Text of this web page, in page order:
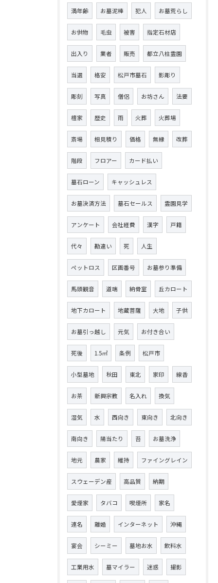
満年齢 お墓泥棒 犯人 お墓荒らし
お供物 毛虫 被害 指定石材店
出入り 業者 販売 都立八柱霊園
当選 格安 松戸市墓石 影彫り
彫刻 写真 僧侶 お坊さん 法要
檀家 歴史 雨 火葬 火葬場
斎場 相見積り 価格 無縁 改葬
階段 フロアー カード払い
墓石ローン キャッシュレス
お墓決済方法 墓石セールス 霊園見学
アンケート 会社経費 漢字 戸籍
代々 勘違い 死 人生
ペットロス 区画番号 お墓参り準備
馬頭観音 道端 納骨室 丘カロート
地下カロート 地蔵菩薩 大地 子供
お墓引っ越し 元気 お付き合い
死後 1.5㎡ 条例 松戸市
小型墓地 秋田 東北 家印 線香
お茶 新興宗教 名入れ 換気
湿気 水 西向き 東向き 北向き
南向き 陽当たり 苔 お墓洗浄
地元 農家 維持 ファイングレイン
スウェーデン産 高品質 納期
愛煙家 タバコ 喫煙所 家名
連名 離婚 インターネット 沖縄
宴会 シーミー 墓地お水 飲料水
工業用水 墓マイラー 迷惑 撮影